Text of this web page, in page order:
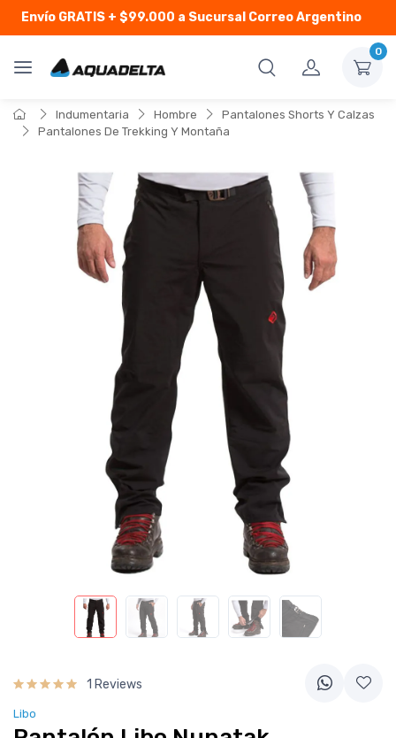
Envío GRATIS+ $99.000 a Sucursal Correo Argentino
0
Indumentaria Hombre
Pantalones Shorts Y Calzas
Pantalones De Trekking Y Montaña
1 Reviews
Libo